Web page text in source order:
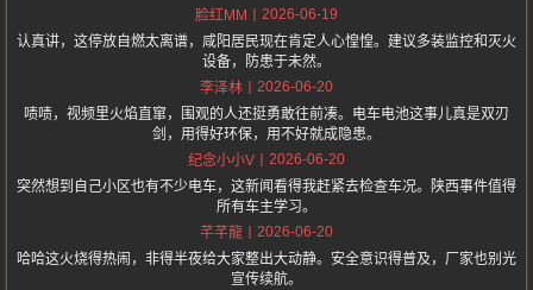
脸红MM
2026-06-19
认真讲，这停放自燃太离谱，咸阳居民现在肯定人心惶惶。建议多装监控和灭火
设备，防患于未然。
李泽林
2026-06-20
啧啧，视频里火焰直窜，围观的人还挺勇敢往前凑。电车电池这事儿真是双刃
剑，用得好环保，用不好就成隐患。
纪念小小V
2026-06-20
突然想到自己小区也有不少电车，这新闻看得我赶紧去检查车况。陕西事件值得
所有车主学习。
芊芊龍
2026-06-20
哈哈这火烧得热闹，非得半夜给大家整出大动静。安全意识得普及，厂家也别光
宣传续航。